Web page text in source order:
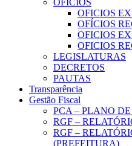
OFICIOS
OFICIOS
OFÍCIOS
OFICIOS
OFICIOS
LEGISLATURAS
DECRETOS
PAUTAS
Transparência
Gestão Fiscal
PCA – PLANO
RGF –
RGF –
(PREFEITURA)